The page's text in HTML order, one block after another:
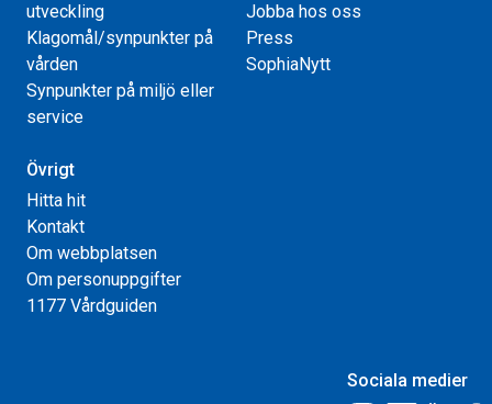
utveckling
Klagomål/synpunkter på
vården
Synpunkter på miljö eller
service
Jobba hos oss
Press
SophiaNytt
Övrigt
Hitta hit
Kontakt
Om webbplatsen
Om personuppgifter
1177 Vårdguiden
Sociala medier